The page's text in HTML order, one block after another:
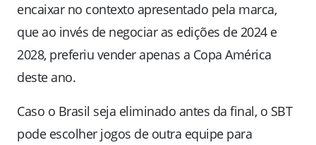
encaixar no contexto apresentado pela marca,
que ao invés de negociar as edições de 2024 e
2028, preferiu vender apenas a Copa América
deste ano.
Caso o Brasil seja eliminado antes da final, o SBT
pode escolher jogos de outra equipe para